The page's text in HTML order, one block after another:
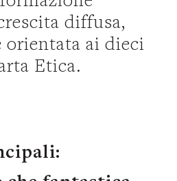
diffusa,
orientata ai dieci
Etica.